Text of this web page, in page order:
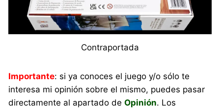
Contraportada
Importante: si ya conoces el juego y/o sólo te
interesa mi opinión sobre el mismo, puedes pasar
directamente al apartado deOpinión. Los